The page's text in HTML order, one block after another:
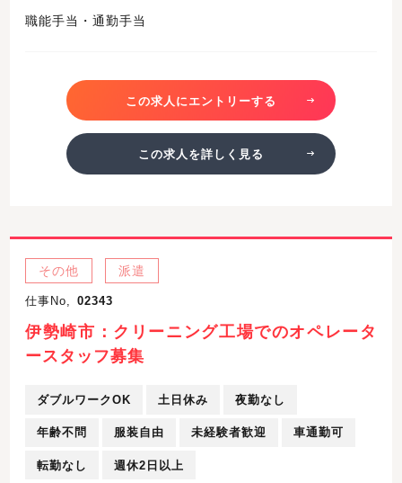
職能手当・通勤手当
この求人にエントリーする
この求人を詳しく見る
その他 派遣
仕事No, 02343
伊勢崎市：クリーニング工場でのオペレータ
ースタッフ募集
ダブルワークOK 土日休み 夜勤なし
年齢不問 服装自由 未経験者歓迎 車通勤可
転勤なし 週休2日以上